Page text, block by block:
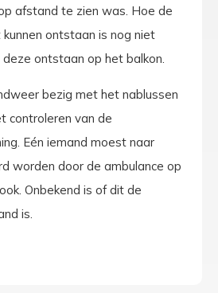
afstand te zien was. Hoe de
ontstaan is nog niet
deze ontstaan op het balkon.
bezig met het nablussen
controleren van de
Eén iemand moest naar
worden door de ambulance op
Onbekend is of dit de
is.